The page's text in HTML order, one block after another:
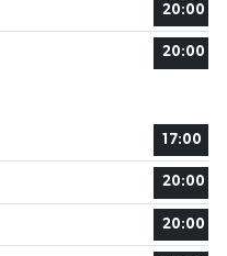
20:00
20:00
17:00
20:00
20:00